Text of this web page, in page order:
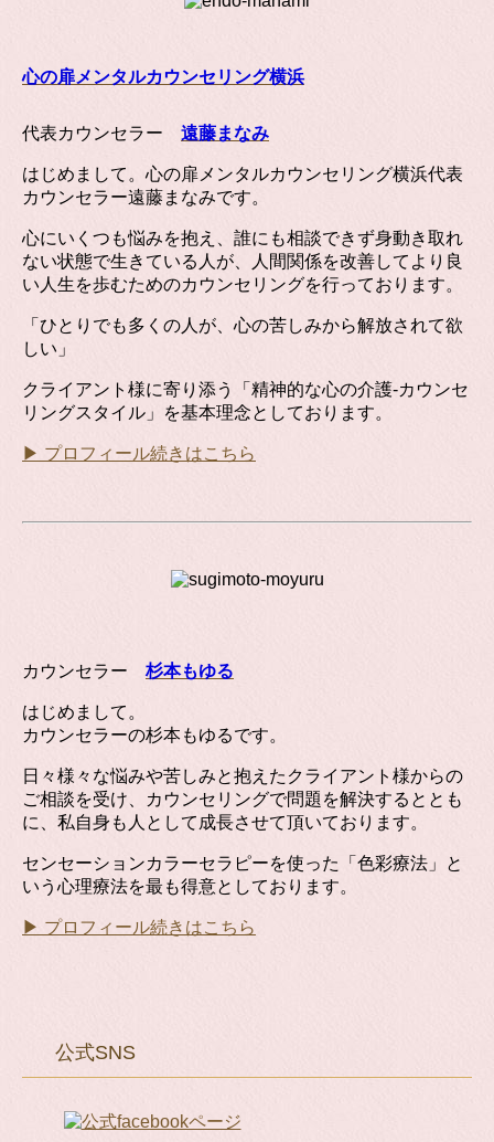
心の扉メンタルカウンセリング横浜
代表カウンセラー 遠藤まなみ
はじめまして。心の扉メンタルカウンセリング横浜代表
カウンセラー遠藤まなみです。
心にいくつも悩みを抱え、誰にも相談できず身動き取れ
ない状態で生きている人が、人間関係を改善してより良
い人生を歩むためのカウンセリングを行っております。
「ひとりでも多くの人が、心の苦しみから解放されて欲
しい」
クライアント様に寄り添う「精神的な心の介護-カウンセ
リングスタイル」を基本理念としております。
▶ プロフィール続きはこちら
カウンセラー 杉本もゆる
はじめまして。
カウンセラーの杉本もゆるです。
日々様々な悩みや苦しみと抱えたクライアント様からの
ご相談を受け、カウンセリングで問題を解決するととも
に、私自身も人として成長させて頂いております。
センセーションカラーセラピーを使った「色彩療法」と
いう心理療法を最も得意としております。
▶ プロフィール続きはこちら
公式SNS